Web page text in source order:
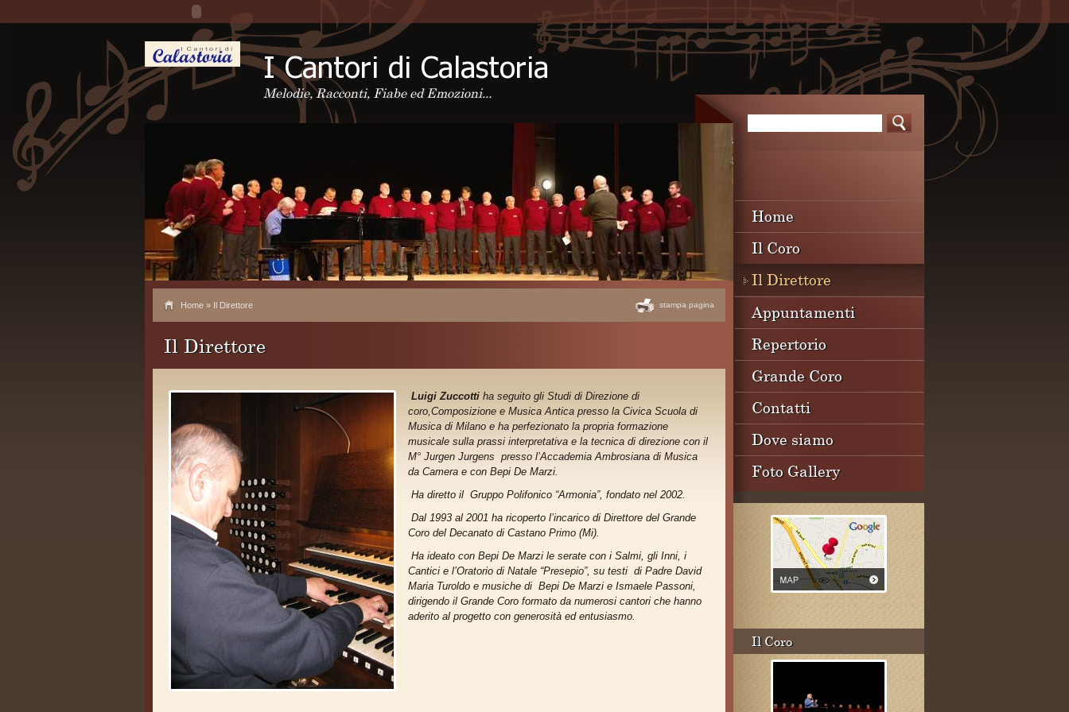
Melodie, Racconti, Fiabe ed Emozioni...
Home » Il Direttore
Il Direttore
stampa pagina
Luigi Zuccotti ha seguito gli Studi di Direzione di
coro,Composizione e Musica Antica presso la Civica Scuola di
Musica di Milano e ha perfezionato la propria formazione
musicale sulla prassi interpretativa e la tecnica di direzione con il
M° Jurgen Jurgens presso l’Accademia Ambrosiana di Musica
da Camera e con Bepi De Marzi.
Ha diretto il Gruppo Polifonico “Armonia”, fondato nel 2002.
Dal 1993 al 2001 ha ricoperto l’incarico di Direttore del Grande
Coro del Decanato di Castano Primo (Mi).
Ha ideato con Bepi De Marzi le serate con i Salmi, gli Inni, i
Cantici e l’Oratorio di Natale “Presepio”, su testi di Padre David
Maria Turoldo e musiche di Bepi De Marzi e Ismaele Passoni,
dirigendo il Grande Coro formato da numerosi cantori che hanno
aderito al progetto con generosità ed entusiasmo.
Home
Il Coro
Il Direttore
Appuntamenti
Repertorio
Grande Coro
Contatti
Dove siamo
Foto Gallery
Il Coro